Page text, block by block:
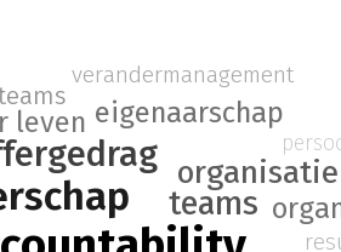
organisatie
teams
leven eigenaarschap
verandermanagement